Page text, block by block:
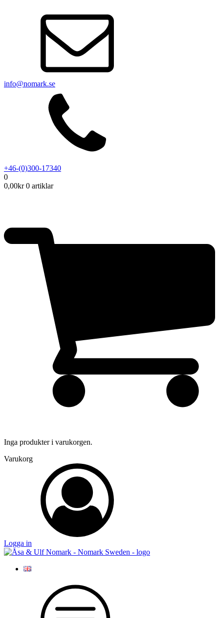
info@nomark.se
+46-(0)300-17340
0
0,00kr 0 artiklar
Inga produkter i varukorgen.
Varukorg
Logga in